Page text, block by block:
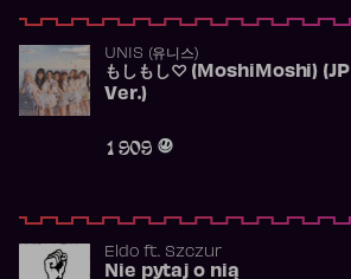
UNIS (유니스)
もしもし♡ (MoshiMoshi) (JP
Ver.)
1 909
Eldoft. Szczur
Nie pytaj o nią